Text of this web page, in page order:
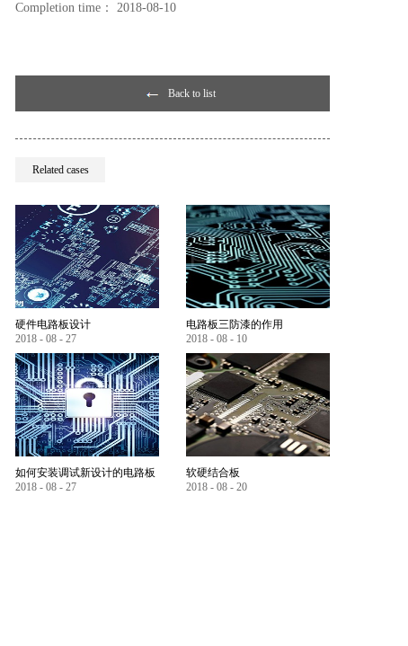
Completion time： 2018-08-10
Back to list
Related cases
硬件电路板设计
2018 - 08 - 27
电路板三防漆的作用
2018 - 08 - 10
如何安装调试新设计的电路板
2018 - 08 - 27
软硬结合板
2018 - 08 - 20